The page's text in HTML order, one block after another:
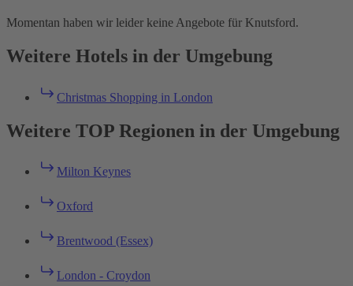
Momentan haben wir leider keine Angebote für Knutsford.
Weitere Hotels in der Umgebung
Christmas Shopping in London
Weitere TOP Regionen in der Umgebung
Milton Keynes
Oxford
Brentwood (Essex)
London - Croydon